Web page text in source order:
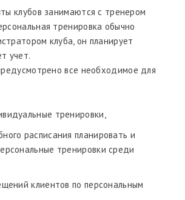
клубов занимаются с тренером
тренировка обычно
клуба, он планирует
учет.
все необходимое для
тренировки,
расписания планировать и
тренировки среди
клиентов по персональным